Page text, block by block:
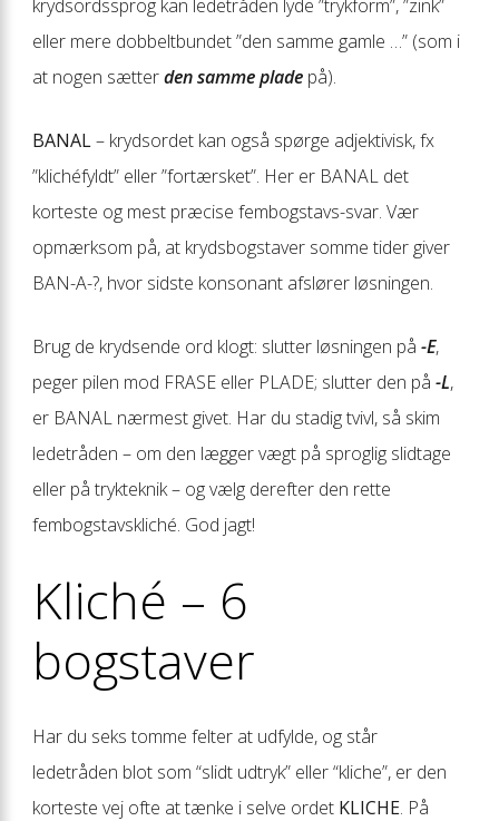
krydsordssprog kan ledetråden lyde ”trykform”, ”zink”
eller mere dobbeltbundet ”den samme gamle …” (som i
at nogen sætterden samme plade på).
BANAL– krydsordet kan også spørge adjektivisk, fx
”klichéfyldt” eller ”fortærsket”. Her er BANAL det
korteste og mest præcise fembogstavs-svar. Vær
opmærksom på, at krydsbogstaver somme tider giver
BAN-A-?, hvor sidste konsonant afslører løsningen.
Brug de krydsende ord klogt: slutter løsningen på -E,
peger pilen mod FRASE eller PLADE; slutter den på -L,
er BANAL nærmest givet. Har du stadig tvivl, så skim
ledetråden – om den lægger vægt på sproglig slidtage
eller på trykteknik – og vælg derefter den rette
fembogstavskliché. God jagt!
Kliché – 6
bogstaver
Har du seks tomme felter at udfylde, og står
ledetråden blot som “slidt udtryk” eller “kliche”, er den
korteste vej ofte at tænke i selve ordet KLICHE. På